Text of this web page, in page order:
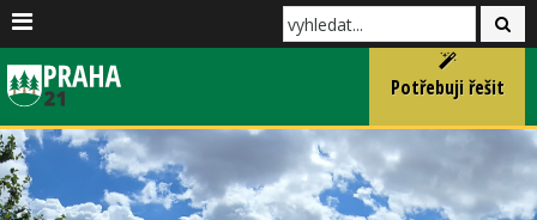
Potřebuji řešit